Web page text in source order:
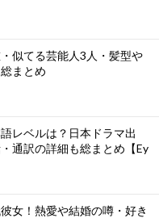
似てる芸能人3人・髪型や
まとめ
レベルは？日本ドラマ出
通訳の詳細も総まとめ【Ey
女！熱愛や結婚の噂・好き